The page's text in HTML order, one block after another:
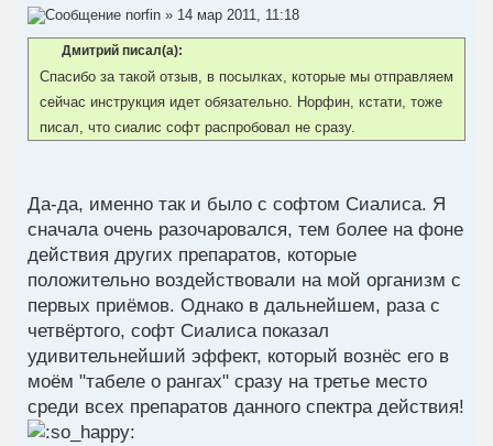
norfin » 14 мар 2011, 11:18
Дмитрий писал(а):
Спасибо за такой отзыв, в посылках, которые мы отправляем
сейчас инструкция идет обязательно. Норфин, кстати, тоже
писал, что сиалис софт распробовал не сразу.
Да-да, именно так и было с софтом Сиалиса. Я
сначала очень разочаровался, тем более на фоне
действия других препаратов, которые
положительно воздействовали на мой организм с
первых приёмов. Однако в дальнейшем, раза с
четвёртого, софт Сиалиса показал
удивительнейший эффект, который вознёс его в
моём "табеле о рангах" сразу на третье место
среди всех препаратов данного спектра действия!